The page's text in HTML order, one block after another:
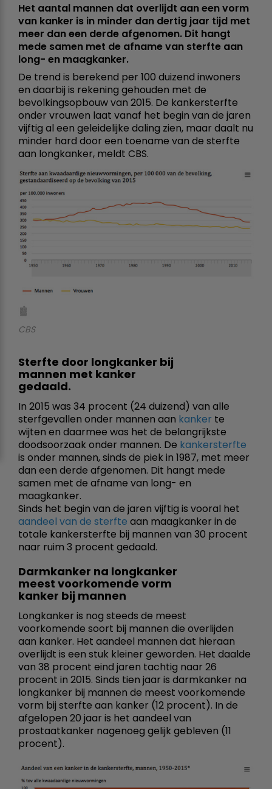
Het aantal mannen dat overlijdt aan een vorm
van kanker is in minder dan dertig jaar tijd met
meer dan een derde afgenomen. Dit hangt
mede samen met de afname van sterfte aan
long- en maagkanker.
De trend is berekend per 100 duizend inwoners
en daarbij is rekening gehouden met de
bevolkingsopbouw van 2015. De kankersterfte
onder vrouwen laat vanaf het begin van de jaren
vijftig al een geleidelijke daling zien, maar daalt nu
minder hard door een toename van de sterfte
aan longkanker, meldt CBS.
CBS
Sterfte door longkanker bij
mannen met kanker
gedaald.
In 2015 was 34 procent (24 duizend) van alle
sterfgevallen onder mannen aan kanker te
wijten en daarmee was het de belangrijkste
doodsoorzaak onder mannen. De kankersterfte
is onder mannen, sinds de piek in 1987, met meer
dan een derde afgenomen. Dit hangt mede
samen met de afname van long- en
maagkanker.
Sinds het begin van de jaren vijftig is vooral het
aandeel van de sterfte aan maagkanker in de
totale kankersterfte bij mannen van 30 procent
naar ruim 3 procent gedaald.
Darmkanker na longkanker
meest voorkomende vorm
kanker bij mannen
Longkanker is nog steeds de meest
voorkomende soort bij mannen die overlijden
aan kanker. Het aandeel mannen dat hieraan
overlijdt is een stuk kleiner geworden. Het daalde
van 38 procent eind jaren tachtig naar 26
procent in 2015. Sinds tien jaar is darmkanker na
longkanker bij mannen de meest voorkomende
vorm bij sterfte aan kanker (12 procent). In de
afgelopen 20 jaar is het aandeel van
prostaatkanker nagenoeg gelijk gebleven (11
procent).